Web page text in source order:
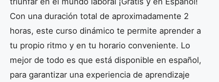
Con una duración total de aproximadamente 2
horas, este curso dinámico te permite aprender a
tu propio ritmo y en tu horario conveniente. Lo
mejor de todo es que está disponible en español,
para garantizar una experiencia de aprendizaje